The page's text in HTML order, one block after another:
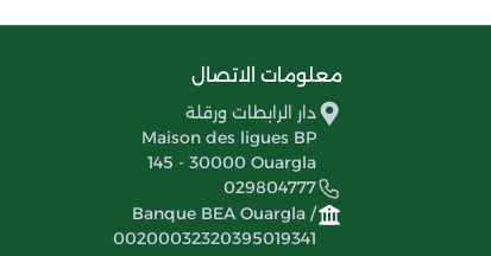
معلومات الاتصال
دار الرابطات ورقلة
Maison des ligues BP
145 - 30000 Ouargla
029804777
Banque BEA Ouargla /
00200032320395019341